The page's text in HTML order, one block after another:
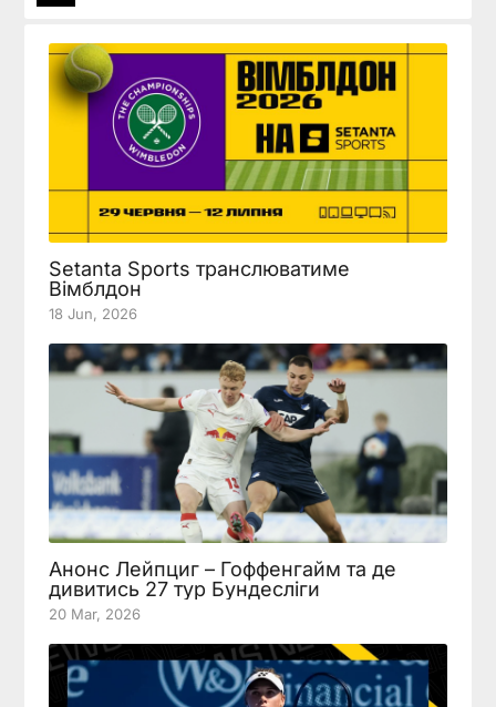
Setanta Sports транслюватиме
Вімблдон
18 Jun, 2026
Анонс Лейпциг – Гоффенгайм та де
дивитись 27 тур Бундесліги
20 Mar, 2026